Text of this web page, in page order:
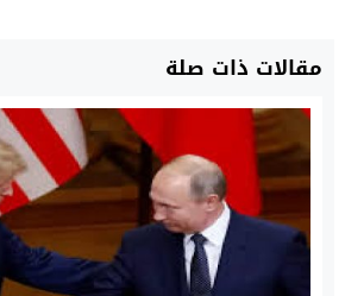
مقالات ذات صلة